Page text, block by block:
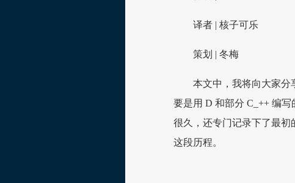
译者 | 核子可乐
策划 | 冬梅
本文中，我将向大家分
要是用 D 和部分 C_++ 编
很久，还专门记录下了最初
这段历程。